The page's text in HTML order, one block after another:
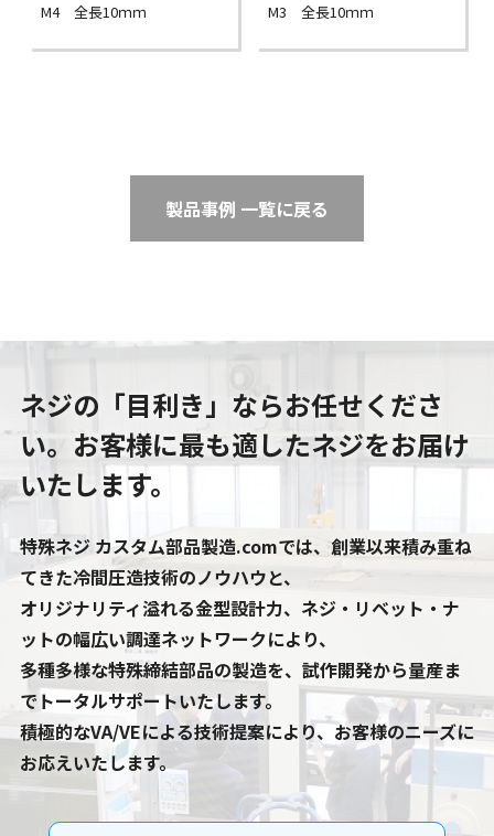
M4 全長10ｍｍ
M3 全長10ｍｍ
製品事例 一覧に戻る
ネジの「目利き」ならお任せくださ
い。 お客様に最も適したネジをお届け
いたします。
特殊ネジ カスタム部品製造.comでは、創業以来積み重ね
てきた冷間圧造技術のノウハウと、
オリジナリティ溢れる金型設計力、ネジ・リベット・ナ
ットの幅広い調達ネットワークにより、
多種多様な特殊締結部品の製造を、試作開発から量産ま
でトータルサポートいたします。
積極的なVA/VEによる技術提案により、お客様のニーズに
お応えいたします。